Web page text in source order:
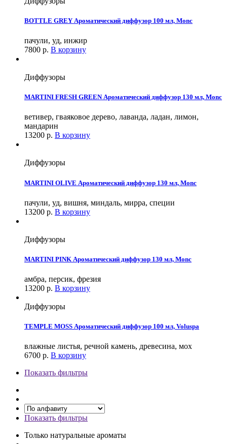
BOTTLE GREY Ароматический диффузор 100 мл, Monc
пачули, уд, инжир
7800 р. В корзину
Диффузоры
MARTINI FRESH GREEN Ароматический диффузор 130 мл, Monc
ветивер, гваяковое дерево, лаванда, ладан, лимон,
мандарин
13200 р. В корзину
Диффузоры
MARTINI OLIVE Ароматический диффузор 130 мл, Monc
пачули, уд, вишня, миндаль, мирра, специи
13200 р. В корзину
Диффузоры
MARTINI PINK Ароматический диффузор 130 мл, Monc
амбра, персик, фрезия
13200 р. В корзину
Диффузоры
TEMPLE MOSS Ароматический диффузор 100 мл, Voluspa
влажные листья, речной камень, древесина, мох
6700 р. В корзину
Показать фильтры
Показать фильтры
Только натуральные ароматы